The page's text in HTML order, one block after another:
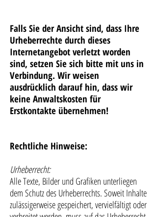
Falls Sie der Ansicht sind, dass Ihre
Urheberrechte durch dieses
Internetangebot verletzt worden
sind, setzen Sie sich bitte mit uns in
Verbindung. Wir weisen
ausdrücklich darauf hin, dass wir
keine Anwaltskosten für
Erstkontakte übernehmen!
​Rechtliche Hinweise:​
Urheberrecht:
Alle Texte, Bilder und Grafiken unterliegen
dem Schutz des Urheberrechts. Soweit Inhalte
zulässigerweise gespeichert, vervielfältigt oder